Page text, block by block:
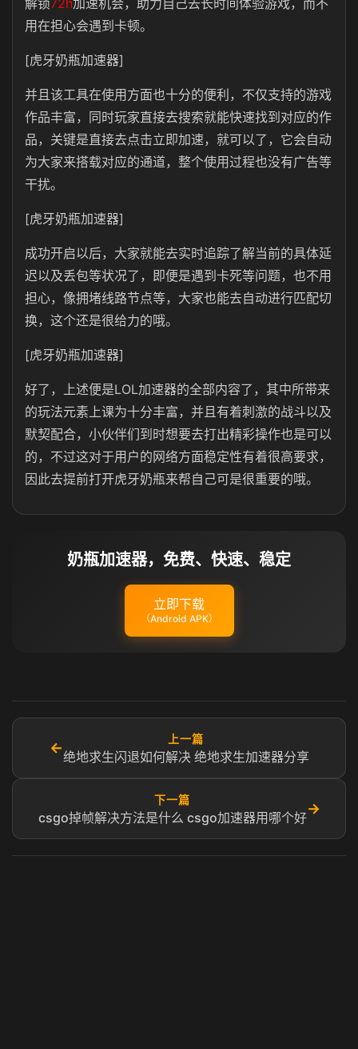
解锁72h加速机会，助力自己去长时间体验游戏，而不
用在担心会遇到卡顿。
[虎牙奶瓶加速器]
并且该工具在使用方面也十分的便利，不仅支持的游戏
作品丰富，同时玩家直接去搜索就能快速找到对应的作
品，关键是直接去点击立即加速，就可以了，它会自动
为大家来搭载对应的通道，整个使用过程也没有广告等
干扰。
[虎牙奶瓶加速器]
成功开启以后，大家就能去实时追踪了解当前的具体延
迟以及丢包等状况了，即便是遇到卡死等问题，也不用
担心，像拥堵线路节点等，大家也能去自动进行匹配切
换，这个还是很给力的哦。
[虎牙奶瓶加速器]
好了，上述便是LOL加速器的全部内容了，其中所带来
的玩法元素上课为十分丰富，并且有着刺激的战斗以及
默契配合，小伙伴们到时想要去打出精彩操作也是可以
的，不过这对于用户的网络方面稳定性有着很高要求，
因此去提前打开虎牙奶瓶来帮自己可是很重要的哦。
奶瓶加速器，免费、快速、稳定
立即下载
（Android APK）
←
上一篇
绝地求生闪退如何解决 绝地求生加速器分享
下一篇
csgo掉帧解决方法是什么 csgo加速器用哪个好
→